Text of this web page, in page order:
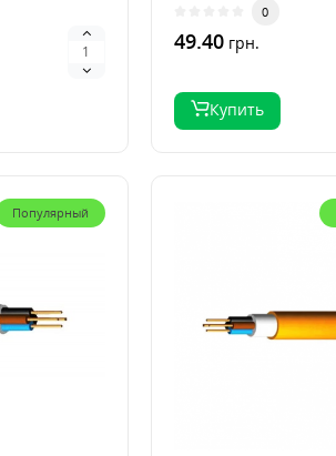
0
49.40грн.
Купить
Популярный